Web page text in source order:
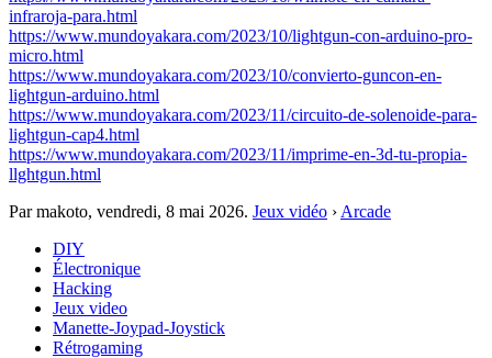
infraroja-para.html
https://www.mundoyakara.com/2023/10/lightgun-con-arduino-pro-
micro.html
https://www.mundoyakara.com/2023/10/convierto-guncon-en-
lightgun-arduino.html
https://www.mundoyakara.com/2023/11/circuito-de-solenoide-para-
lightgun-cap4.html
https://www.mundoyakara.com/2023/11/imprime-en-3d-tu-propia-
llghtgun.html
Par makoto, vendredi, 8 mai 2026. Jeux vidéo › Arcade
DIY
Électronique
Hacking
Jeux video
Manette-Joypad-Joystick
Rétrogaming